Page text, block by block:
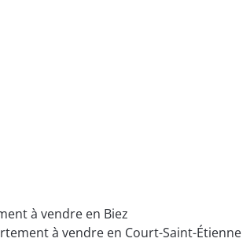
à vendre en Biez
à vendre en Court-Saint-Étienne